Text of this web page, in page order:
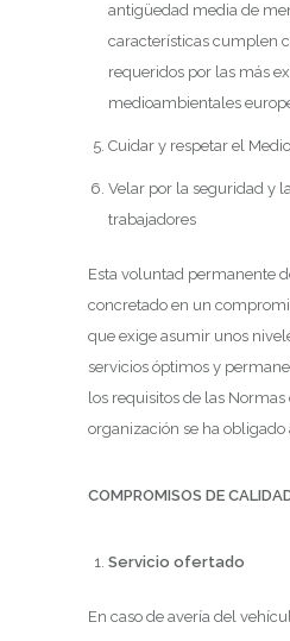
antigüedad media de
características cumplen
requeridos por las más
medioambientales
Cuidar y respetar el
Velar por la seguridad y
trabajadores
Esta voluntad permanente
concretado en un
que exige asumir unos
servicios óptimos y
los requisitos de las
organización se ha obligado
COMPROMISOS DE
Servicio ofertado
En caso de avería del